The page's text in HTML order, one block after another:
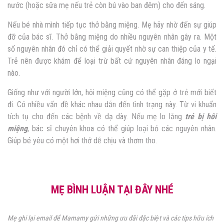
nước (hoặc sữa mẹ nếu trẻ còn bú vào ban đêm) cho đến sáng.
Nếu bé nhà mình tiếp tục thở bằng miệng. Mẹ hãy nhờ đến sự giúp
đỡ của bác sĩ. Thở bằng miệng do nhiều nguyên nhân gây ra. Một
số nguyên nhân đó chỉ có thể giải quyết nhờ sự can thiệp của y tế.
Trẻ nên được khám để loại trừ bất cứ nguyên nhân đáng lo ngại
nào.
Giống như với người lớn, hôi miệng cũng có thể gặp ở trẻ mới biết
đi. Có nhiều vấn đề khác nhau dẫn đến tình trạng này. Từ vi khuẩn
tích tụ cho đến các bệnh về dạ dày. Nếu mẹ lo lắng trẻ bị hôi
miệng, bác sĩ chuyên khoa có thể giúp loại bỏ các nguyên nhân.
Giúp bé yêu có một hơi thở dễ chịu và thơm tho.
MẸ BÌNH LUẬN TẠI ĐÂY NHÉ
Mẹ ghi lại email để Mamamy gửi những ưu đãi đặc biệt và các tips hữu ích